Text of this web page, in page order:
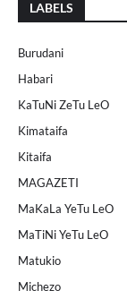
LABELS
Burudani
Habari
KaTuNi ZeTu LeO
Kimataifa
Kitaifa
MAGAZETI
MaKaLa YeTu LeO
MaTiNi YeTu LeO
Matukio
Michezo